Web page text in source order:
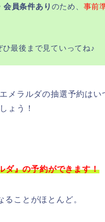
会員条件あり のため、 事前
最後まで見ていってね♪
メラルダの抽選予約は
ょう！
ダ』の予約ができます！
ことがほとんど。